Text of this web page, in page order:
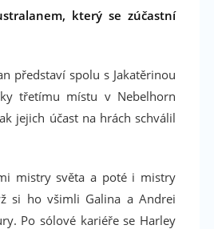
který se zúčastní
představí spolu s Jakatěrinou
třetímu místu v Nebelhorn
jejich účast na hrách schválil
mistry světa a poté i mistry
si ho všimli Galina a Andrei
Po sólové kariéře se Harley